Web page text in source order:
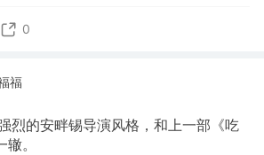
0
福
强烈的安畔锡导演风格，和上一部《吃
。